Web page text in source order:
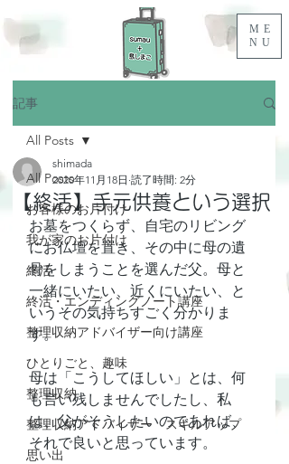
ME
NU
記事
All Posts
お客様のお片付け
我が家のお片付け
終活
終活・エンディングノート講座
整理収納アドバイザー向け講座
ひとりごと、趣味
整理収納
整理収納アドバイザー スキルアップ
思い出
All Posts
【終活】手元供養という選択
shimada
2020年11月18日 読了時間: 2分
お墓をつくらず、自宅のリビング
にお仏壇を置き、その中に母の遺
骨をしまうことを選んだ父。母と
一緒にいたい、近くにいたい、と
いうその気持ちすごく分かりま
す。
母は「こうしてほしい」とは、何
も言い残しませんでしたし、私
は、父がそうしたいのであれば、
それで良いと思っています。